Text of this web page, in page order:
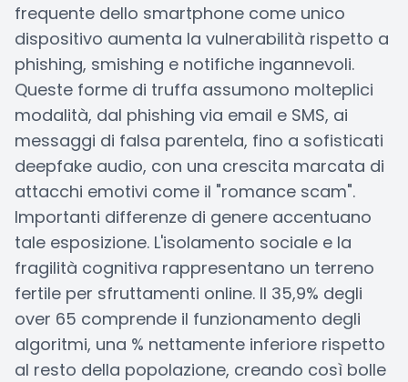
frequente dello smartphone come unico
dispositivo aumenta la vulnerabilità rispetto a
phishing, smishing e notifiche ingannevoli.
Queste forme di truffa assumono molteplici
modalità, dal phishing via email e SMS, ai
messaggi di falsa parentela, fino a sofisticati
deepfake audio, con una crescita marcata di
attacchi emotivi come il "romance scam".
Importanti differenze di genere accentuano
tale esposizione. L'isolamento sociale e la
fragilità cognitiva rappresentano un terreno
fertile per sfruttamenti online. Il 35,9% degli
over 65 comprende il funzionamento degli
algoritmi, una % nettamente inferiore rispetto
al resto della popolazione, creando così bolle